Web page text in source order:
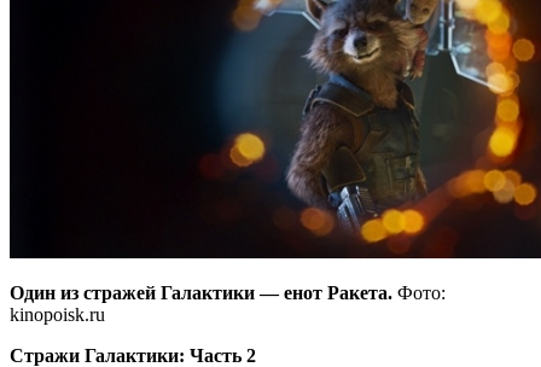
Один из стражей Галактики — енот Ракета. Фото:
kinopoisk.ru
Стражи Галактики: Часть 2